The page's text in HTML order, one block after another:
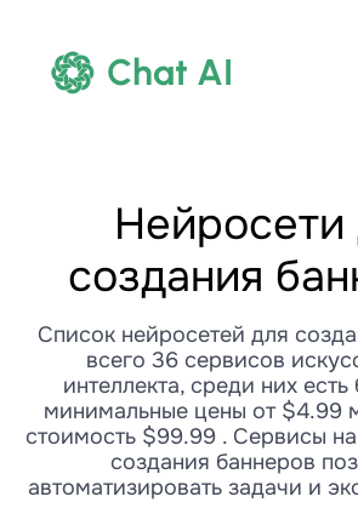
Chat AI
Нейросети
создания
Список нейросетей для
всего 36 сервисов
интеллекта, среди них есть
минимальные цены от $4.99
стоимость $99.99 . Сервисы
создания баннеров
автоматизировать задачи и